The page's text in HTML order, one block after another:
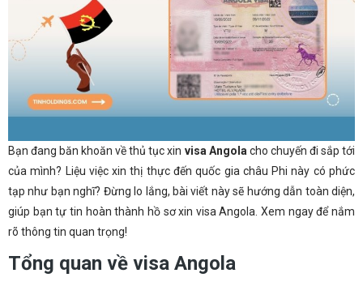
Bạn đang băn khoăn về thủ tục xin visa Angola cho chuyến đi sắp tới
của mình? Liệu việc xin thị thực đến quốc gia châu Phi này có phức
tạp như bạn nghĩ? Đừng lo lắng, bài viết này sẽ hướng dẫn toàn diện,
giúp bạn tự tin hoàn thành hồ sơ xin visa Angola. Xem ngay để nắm
rõ thông tin quan trọng!
Tổng quan về visa Angola